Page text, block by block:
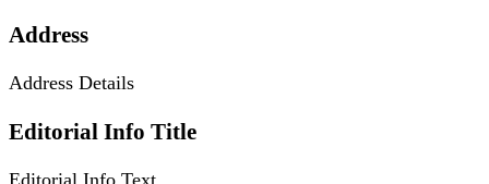
Address
Address Details
Editorial Info Title
Editorial Info Text